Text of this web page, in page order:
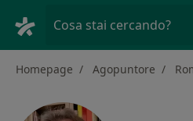
Cosa stai cercando?
Homepage Agopuntore